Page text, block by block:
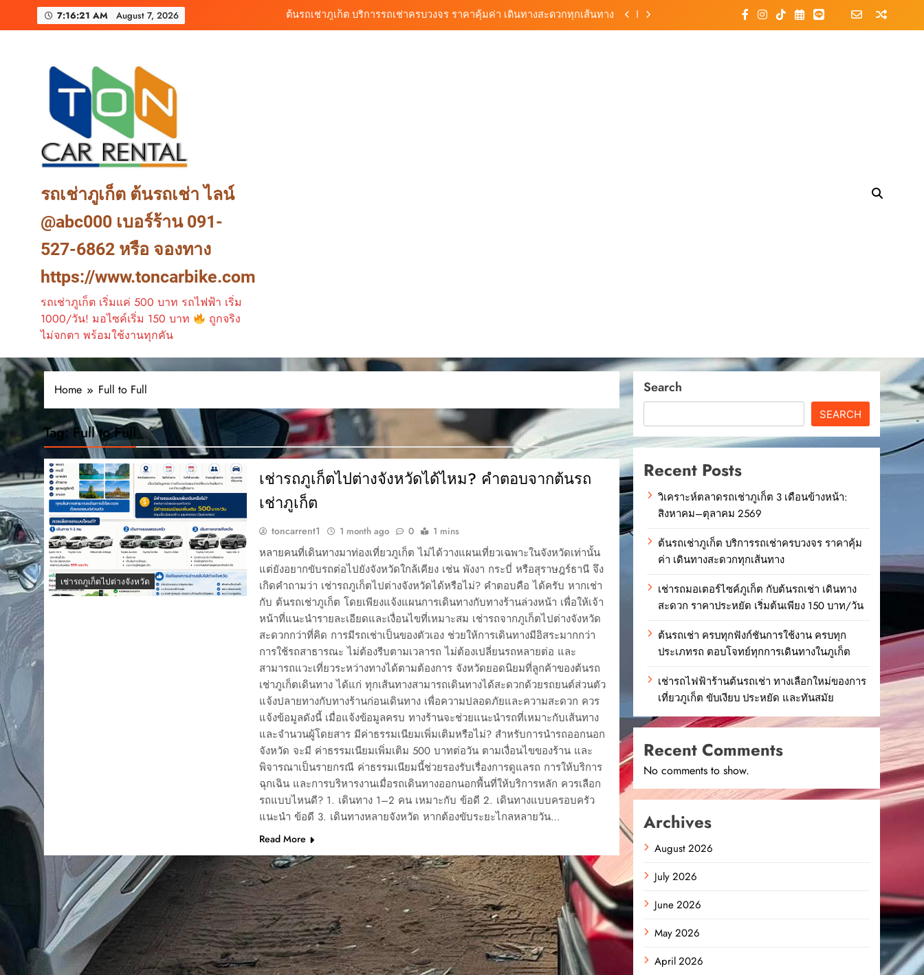
7:16:23 AM August 7, 2026
เช่ารถมอเตอร์ไซค์ภูเก็ต กับต้นรถเช่า เดินทางสะดวก ราคาประหยัด เริ่มต้นเพียง 150 บาท/วัน
รถเช่าภูเก็ต ต้นรถเช่า ไลน์
@abc000 เบอร์ร้าน 091-
527-6862 หรือ จองทาง
https://www.toncarbike.com
รถเช่าภูเก็ต เริ่มแค่ 500 บาท รถไฟฟ้า เริ่ม
1000/วัน! มอไซค์เริ่ม 150 บาท
ถูกจริง
ไม่จกตา พร้อมใช้งานทุกคัน
Home Full to Full
Tag:Full to Full
เช่ารถภูเก็ตไปต่างจังหวัด
เช่ารถภูเก็ตไปต่างจังหวัดได้ไหม? คำตอบจากต้นรถ
เช่าภูเก็ต
toncarrent1 1 month ago 0 1 mins
หลายคนที่เดินทางมาท่องเที่ยวภูเก็ต ไม่ได้วางแผนเที่ยวเฉพาะในจังหวัดเท่านั้น
แต่ยังอยากขับรถต่อไปยังจังหวัดใกล้เคียง เช่น พังงา กระบี่ หรือสุราษฎร์ธานี จึง
เกิดคำถามว่า เช่ารถภูเก็ตไปต่างจังหวัดได้หรือไม่? คำตอบคือ ได้ครับ หากเช่า
กับ ต้นรถเช่าภูเก็ต โดยเพียงแจ้งแผนการเดินทางกับทางร้านล่วงหน้า เพื่อให้เจ้า
หน้าที่แนะนำรายละเอียดและเงื่อนไขที่เหมาะสม เช่ารถจากภูเก็ตไปต่างจังหวัด
สะดวกกว่าที่คิด การมีรถเช่าเป็นของตัวเอง ช่วยให้การเดินทางมีอิสระมากกว่า
การใช้รถสาธารณะ ไม่ต้องรีบตามเวลารถ ไม่ต้องเปลี่ยนรถหลายต่อ และ
สามารถแวะเที่ยวระหว่างทางได้ตามต้องการ จังหวัดยอดนิยมที่ลูกค้าของต้นรถ
เช่าภูเก็ตเดินทาง ได้แก่ ทุกเส้นทางสามารถเดินทางได้สะดวกด้วยรถยนต์ส่วนตัว
แจ้งปลายทางกับทางร้านก่อนเดินทาง เพื่อความปลอดภัยและความสะดวก ควร
แจ้งข้อมูลดังนี้ เมื่อแจ้งข้อมูลครบ ทางร้านจะช่วยแนะนำรถที่เหมาะกับเส้นทาง
และจำนวนผู้โดยสาร มีค่าธรรมเนียมเพิ่มเติมหรือไม่? สำหรับการนำรถออกนอก
จังหวัด จะมี ค่าธรรมเนียมเพิ่มเติม 500 บาทต่อวัน ตามเงื่อนไขของร้าน และ
พิจารณาเป็นรายกรณี ค่าธรรมเนียมนี้ช่วยรองรับเรื่องการดูแลรถ การให้บริการ
ฉุกเฉิน และการบริหารงานเมื่อรถเดินทางออกนอกพื้นที่ให้บริการหลัก ควรเลือก
รถแบบไหนดี? 1. เดินทาง 1–2 คน เหมาะกับ ข้อดี 2. เดินทางแบบครอบครัว
แนะนำ ข้อดี 3. เดินทางหลายจังหวัด หากต้องขับระยะไกลหลายวัน…
Read More
Search
SEARCH
Recent Posts
วิเคราะห์ตลาดรถเช่าภูเก็ต 3 เดือนข้างหน้า:
สิงหาคม–ตุลาคม 2569
ต้นรถเช่าภูเก็ต บริการรถเช่าครบวงจร ราคาคุ้ม
ค่า เดินทางสะดวกทุกเส้นทาง
เช่ารถมอเตอร์ไซค์ภูเก็ต กับต้นรถเช่า เดินทาง
สะดวก ราคาประหยัด เริ่มต้นเพียง 150 บาท/วัน
ต้นรถเช่า ครบทุกฟังก์ชันการใช้งาน ครบทุก
ประเภทรถ ตอบโจทย์ทุกการเดินทางในภูเก็ต
เช่ารถไฟฟ้าร้านต้นรถเช่า ทางเลือกใหม่ของการ
เที่ยวภูเก็ต ขับเงียบ ประหยัด และทันสมัย
Recent Comments
No comments to show.
Archives
August 2026
July 2026
June 2026
May 2026
April 2026